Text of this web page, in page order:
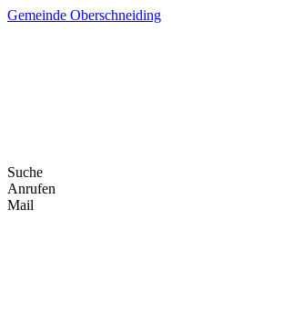
Skip
Gemeinde Oberschneiding
Suche
Anrufen
Mail